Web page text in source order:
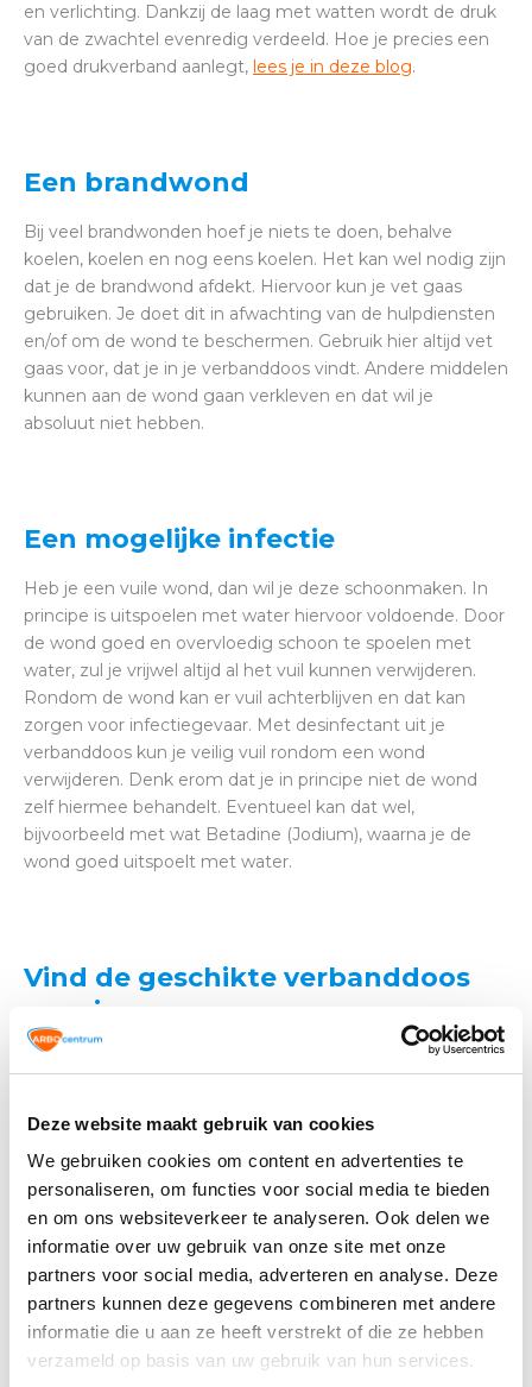
Deze website maakt gebruik van cookies
We gebruiken cookies om content en advertenties te
personaliseren, om functies voor social media te bieden
en om ons websiteverkeer te analyseren. Ook delen we
informatie over uw gebruik van onze site met onze
partners voor social media, adverteren en analyse. Deze
partners kunnen deze gegevens combineren met andere
informatie die u aan ze heeft verstrekt of die ze hebben
verzameld op basis van uw gebruik van hun services.
en verlichting. Dankzij de laag met watten wordt de druk
van de zwachtel evenredig verdeeld. Hoe je precies een
goed drukverband aanlegt, lees je in deze blog.
Een brandwond
Bij veel brandwonden hoef je niets te doen, behalve
koelen, koelen en nog eens koelen. Het kan wel nodig zijn
dat je de brandwond afdekt. Hiervoor kun je vet gaas
gebruiken. Je doet dit in afwachting van de hulpdiensten
en/of om de wond te beschermen. Gebruik hier altijd vet
gaas voor, dat je in je verbanddoos vindt. Andere middelen
kunnen aan de wond gaan verkleven en dat wil je
absoluut niet hebben.
Een mogelijke infectie
Heb je een vuile wond, dan wil je deze schoonmaken. In
principe is uitspoelen met water hiervoor voldoende. Door
de wond goed en overvloedig schoon te spoelen met
water, zul je vrijwel altijd al het vuil kunnen verwijderen.
Rondom de wond kan er vuil achterblijven en dat kan
zorgen voor infectiegevaar. Met desinfectant uit je
verbanddoos kun je veilig vuil rondom een wond
verwijderen. Denk erom dat je in principe niet de wond
zelf hiermee behandelt. Eventueel kan dat wel,
bijvoorbeeld met wat Betadine (Jodium), waarna je de
wond goed uitspoelt met water.
Vind de geschikte verbanddoos
voor jou
Ben je op zoek naar een geschikte verbanddoos? In onze
Voor thuisgebruik, maar ook voor gebruik in verschillende
Altijd op de hoogte blijven van de
laatste nieuwtjes, acties en meer?
Schrijf je in voor onze nieuwsbrief!
Abonneer